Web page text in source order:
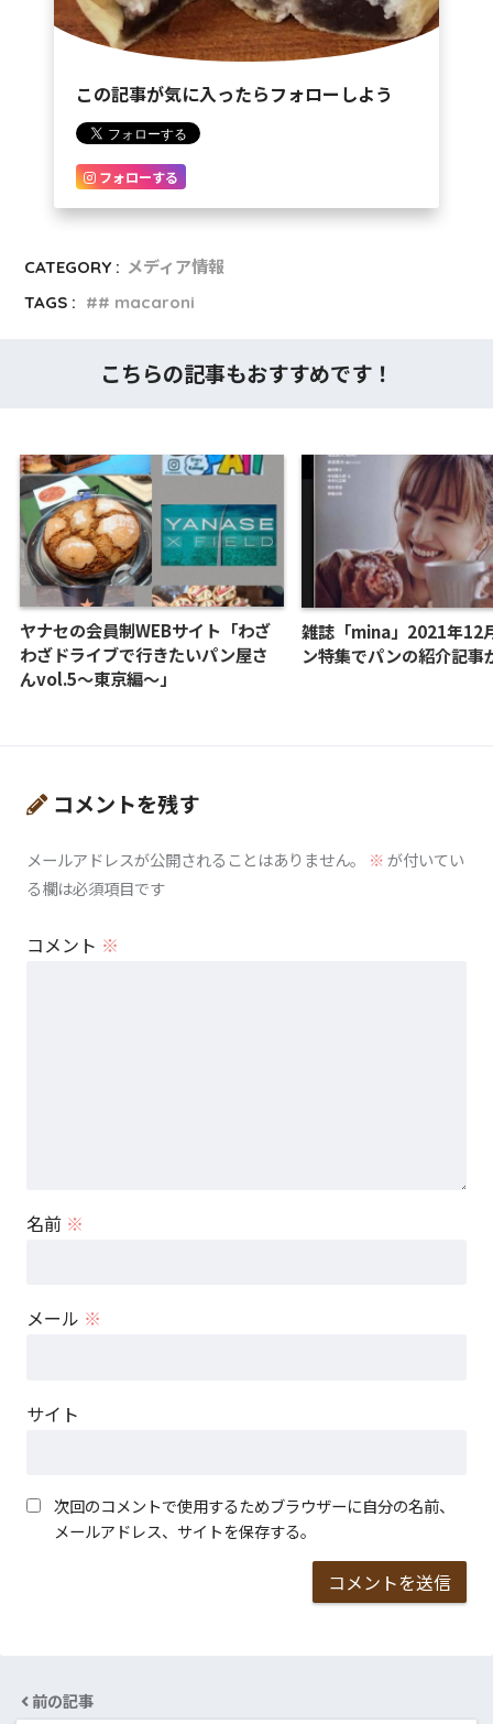
この記事が気に入ったらフォローしよう
フォローする
CATEGORY : メディア情報
TAGS :
# macaroni
こちらの記事もおすすめです！
ヤナセの会員制WEBサイト「わざ
わざドライブで行きたいパン屋さ
んvol.5〜東京編〜」
雑誌「mina」2021年12
ン特集でパンの紹介記事
コメントを残す
メールアドレスが公開されることはありません。 ※が付いてい
る欄は必須項目です
コメント ※
名前 ※
メール ※
サイト
次回のコメントで使用するためブラウザーに自分の名前、
メールアドレス、サイトを保存する。
前の記事